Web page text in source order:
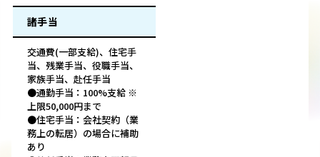
諸手当
交通費(一部支給)、住宅手
当、残業手当、役職手当、
家族手当、赴任手当
●通勤手当：100%支給 ※
上限50,000円まで
●住宅手当：会社契約（業
務上の転居）の場合に補助
あり